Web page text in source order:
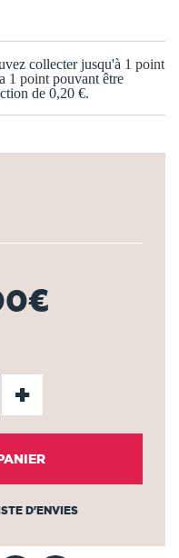
collecter jusqu'à 1 point
1 point pouvant être
de 0,20 €.
+
D'ENVIES